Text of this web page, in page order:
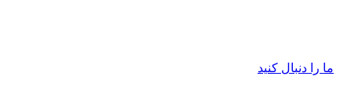
ما را دنبال کنید